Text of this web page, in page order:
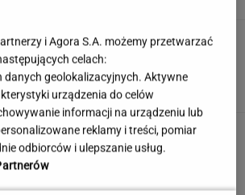
home nad morzem zyskuje na
Coraz więcej osób wybiera ten
inwestowania
PROMOCYJNY
promowali piramidy finansowe.
bezlitosny. Ponad 400 tys. zł kar
i Agora S.A. możemy przetwarzać
celach:
danych geolokalizacyjnych. Aktywne
urządzenia do celów
informacji na urządzeniu lub
reklamy i treści, pomiar
odbiorców i ulepszanie usług.